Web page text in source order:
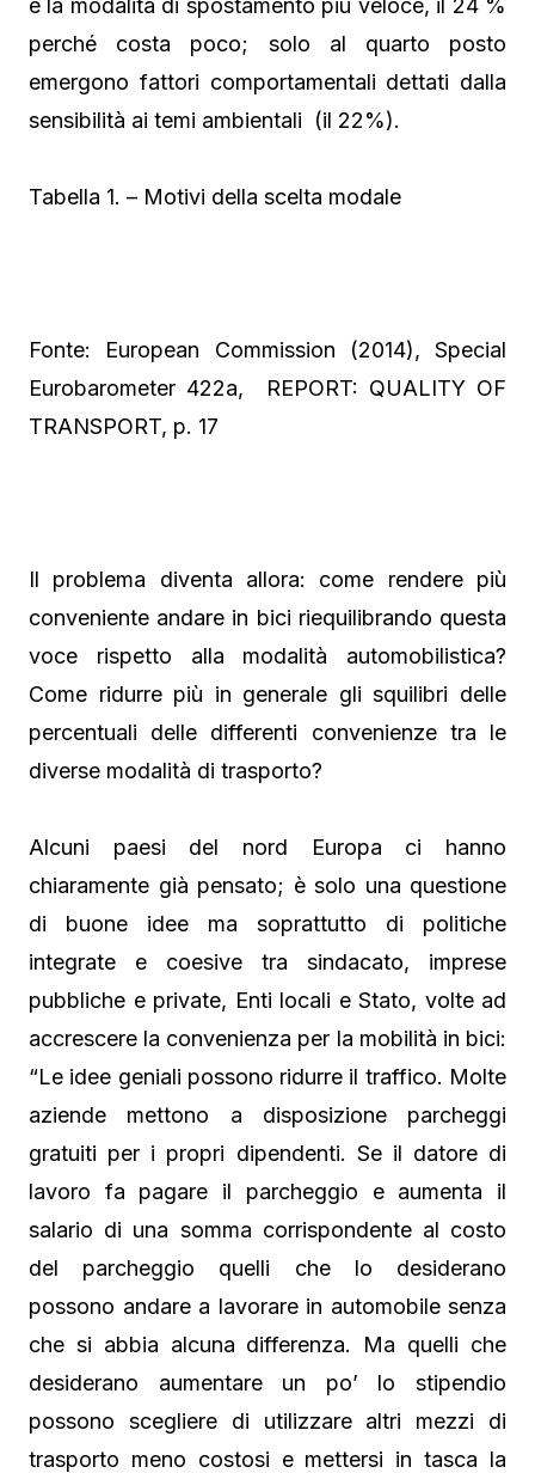
perché costa poco; solo al quarto posto
emergono fattori comportamentali dettati dalla
sensibilità ai temi ambientali (il 22%).
Tabella 1. – Motivi della scelta modale
Fonte: European Commission (2014), Special
Eurobarometer 422a, REPORT: QUALITY OF
TRANSPORT, p. 17
Il problema diventa allora: come rendere più
conveniente andare in bici riequilibrando questa
voce rispetto alla modalità automobilistica?
Come ridurre più in generale gli squilibri delle
percentuali delle differenti convenienze tra le
diverse modalità di trasporto?
Alcuni paesi del nord Europa ci hanno
chiaramente già pensato; è solo una questione
di buone idee ma soprattutto di politiche
integrate e coesive tra sindacato, imprese
pubbliche e private, Enti locali e Stato, volte ad
accrescere la convenienza per la mobilità in bici:
“Le idee geniali possono ridurre il traffico. Molte
aziende mettono a disposizione parcheggi
gratuiti per i propri dipendenti. Se il datore di
lavoro fa pagare il parcheggio e aumenta il
salario di una somma corrispondente al costo
del parcheggio quelli che lo desiderano
possono andare a lavorare in automobile senza
che si abbia alcuna differenza. Ma quelli che
desiderano aumentare un po’ lo stipendio
possono scegliere di utilizzare altri mezzi di
trasporto meno costosi e mettersi in tasca la